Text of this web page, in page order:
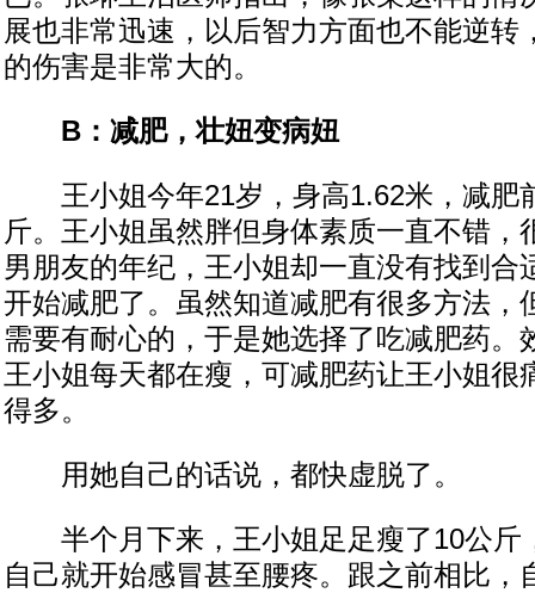
展也非常迅速，以后智力方面也不能逆转
的伤害是非常大的。
B：减肥，壮妞变病妞
王小姐今年21岁，身高1.62米，减肥
斤。王小姐虽然胖但身体素质一直不错，
男朋友的年纪，王小姐却一直没有找到合
开始减肥了。虽然知道减肥有很多方法，
需要有耐心的，于是她选择了吃减肥药。
王小姐每天都在瘦，可减肥药让王小姐很
得多。
用她自己的话说，都快虚脱了。
半个月下来，王小姐足足瘦了10公斤
自己就开始感冒甚至腰疼。跟之前相比，